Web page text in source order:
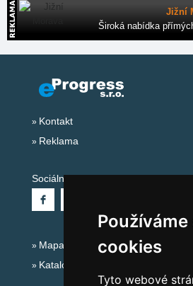
cookies
Tyto webové
Jižní
Široká nabídka
Kontakt
Reklama
Sociální sítě:
Mapa serveru Alpy - Německo
Katalog ubytování